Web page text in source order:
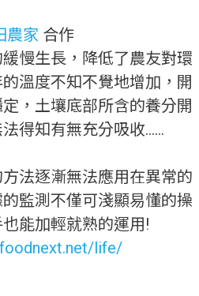
農家 合作
慢生長，降低了農友對環
溫度不知不覺地增加，開
，土壤底部所含的養分開
得知有無充分吸收……
法逐漸無法應用在異常的
的監測不僅可淺顯易懂的操
能加輕就熟的運用!
life/